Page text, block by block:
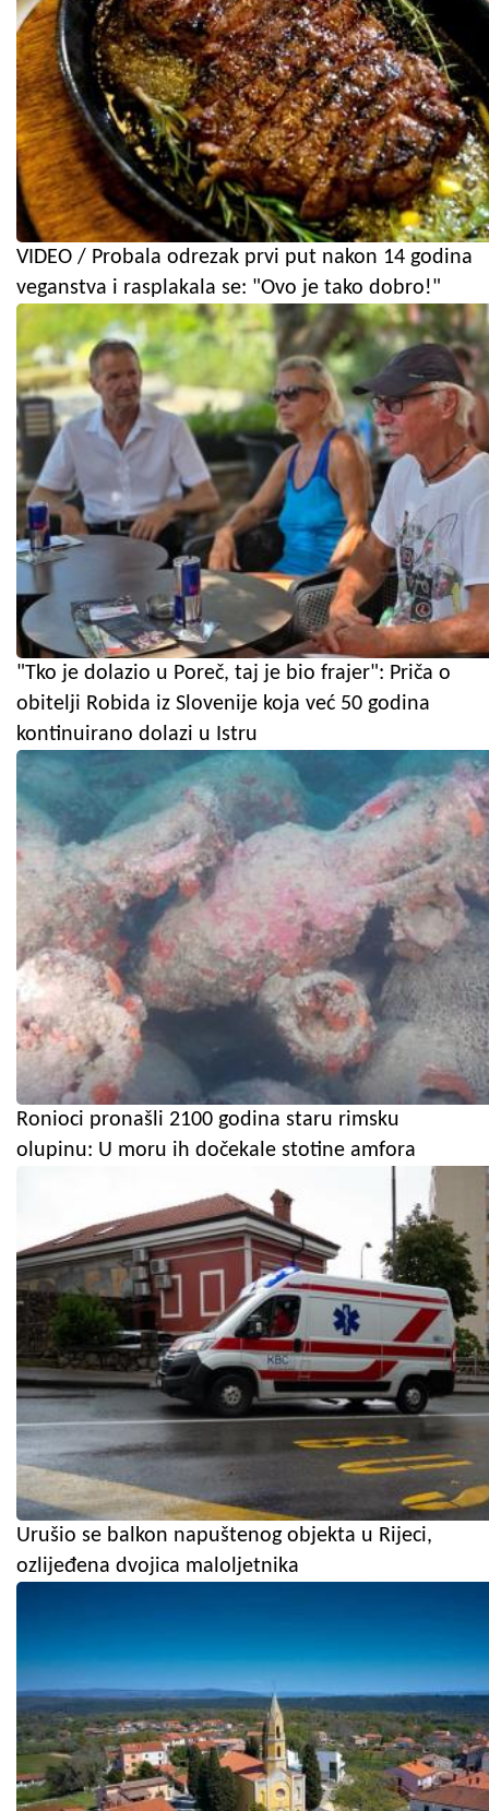
VIDEO / Probala odrezak prvi put nakon 14 godina
veganstva i rasplakala se: "Ovo je tako dobro!"
"Tko je dolazio u Poreč, taj je bio frajer": Priča o
obitelji Robida iz Slovenije koja već 50 godina
kontinuirano dolazi u Istru
Ronioci pronašli 2100 godina staru rimsku
olupinu: U moru ih dočekale stotine amfora
Urušio se balkon napuštenog objekta u Rijeci,
ozlijeđena dvojica maloljetnika